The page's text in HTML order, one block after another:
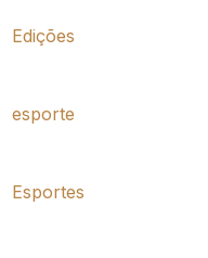
Edições
esporte
Esportes